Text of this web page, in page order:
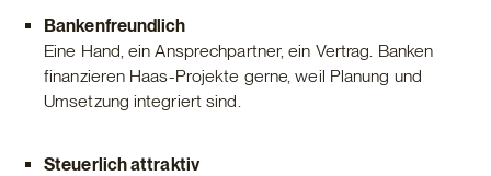
Bankenfreundlich
Eine Hand, ein Ansprechpartner, ein Vertrag. Banken
finanzieren Haas-Projekte gerne, weil Planung und
Umsetzung integriert sind.
Steuerlich attraktiv